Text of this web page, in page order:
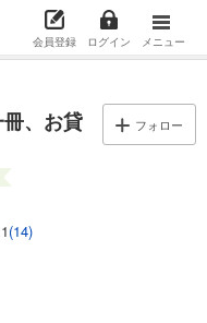
会員登録 ログイン メニュー
、お貸
フォロー
(14)